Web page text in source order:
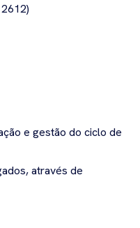
e gestão do ciclo de
através de